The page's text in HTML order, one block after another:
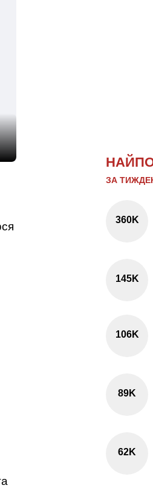
ЗА
360K
145K
106K
89K
62K